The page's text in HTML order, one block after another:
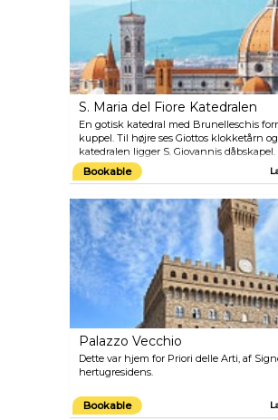
S. Maria del Fiore Katedralen
En gotisk katedral med Brunelleschis
kuppel. Til højre ses Giottos klokketårn
katedralen ligger S. Giovannis dåbskapel.
entré til katedral, 6 euro til klokketårnet, 3
dåbskapellet.
Bookable
Palazzo Vecchio
Dette var hjem for Priori delle Arti, af
hertugresidens.
Bookable